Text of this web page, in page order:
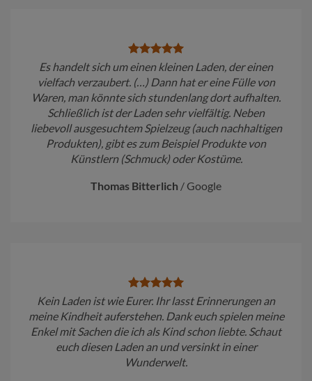
Es handelt sich um einen kleinen Laden, der einen
vielfach verzaubert. (…) Dann hat er eine Fülle von
Waren, man könnte sich stundenlang dort aufhalten.
Schließlich ist der Laden sehr vielfältig. Neben
liebevoll ausgesuchtem Spielzeug (auch nachhaltigen
Produkten), gibt es zum Beispiel Produkte von
Künstlern (Schmuck) oder Kostüme.
Thomas Bitterlich / Google
Kein Laden ist wie Eurer. Ihr lasst Erinnerungen an
meine Kindheit auferstehen. Dank euch spielen meine
Enkel mit Sachen die ich als Kind schon liebte. Schaut
euch diesen Laden an und versinkt in einer
Wunderwelt.